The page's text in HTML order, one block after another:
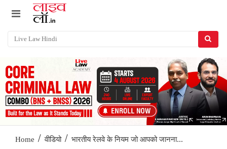
Home / वीडियो / भारतीय रेलवे के नियम जो आपको जानना...